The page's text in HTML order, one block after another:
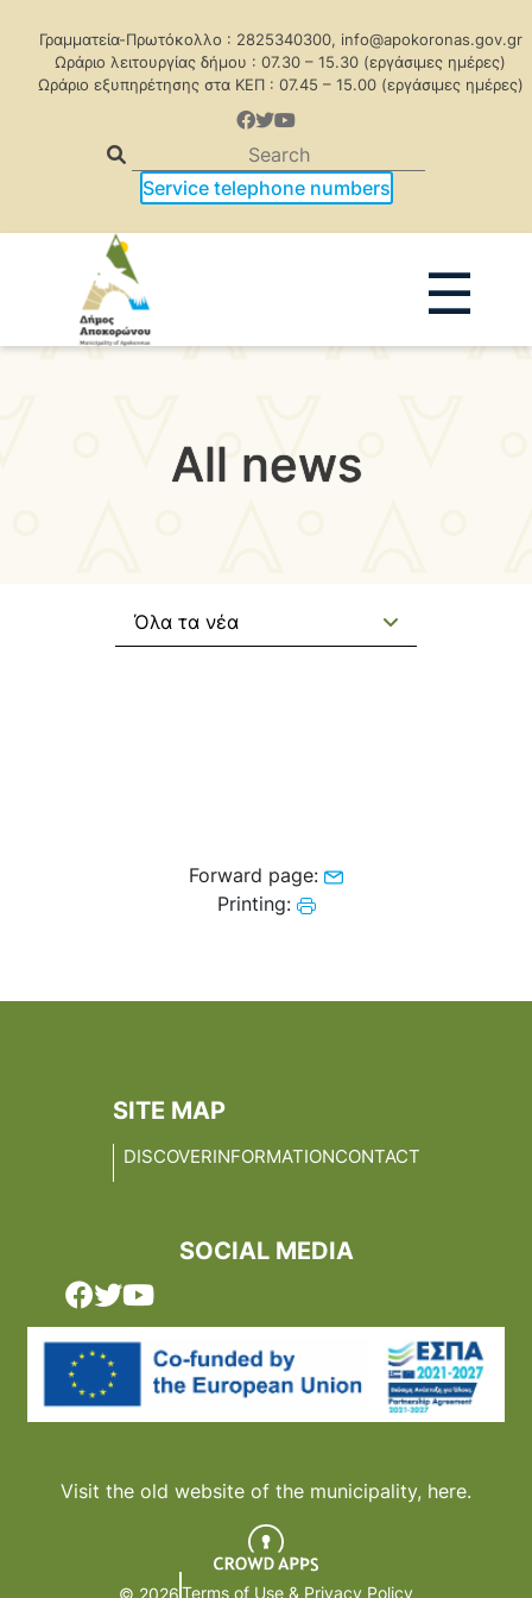
Γραμματεία-Πρωτόκολλο : 2825340300, info@apokoronas.gov.gr
Ωράριο λειτουργίας δήμου : 07.30 – 15.30 (εργάσιμες ημέρες)
Ωράριο εξυπηρέτησης στα ΚΕΠ : 07.45 – 15.00 (εργάσιμες ημέρες)
Service telephone numbers
☰
All news
Όλα τα νέα
Forward page:
Printing:
SITE MAP
DISCOVERINFORMATIONCONTACT
SOCIAL MEDIA
Visit the old website of the municipality, here.
Terms of Use & Privacy Policy